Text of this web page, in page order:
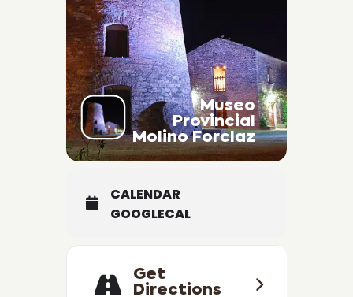
Museo
Provincial
Molino Forclaz
CALENDAR
GOOGLECAL
Get
Directions